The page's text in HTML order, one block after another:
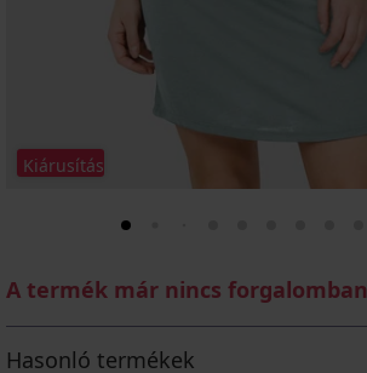
Kiárusítás
A termék már nincs forgalomban
Hasonló termékek